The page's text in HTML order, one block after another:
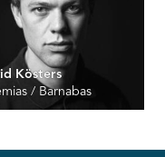
Kösters
/ Barnabas